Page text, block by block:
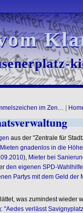
im Zen…
aus der "Zentrale für
Mieten gnadenlos in die Höhe
), Mieter bei
den eigenen SPD-
Partys mit dem Geld der
was zumindest wieder
"Aedes verlässt